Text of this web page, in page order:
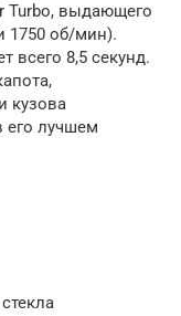
Turbo, выдающего
1750 об/мин).
всего 8,5 секунд.
кузова
его лучшем